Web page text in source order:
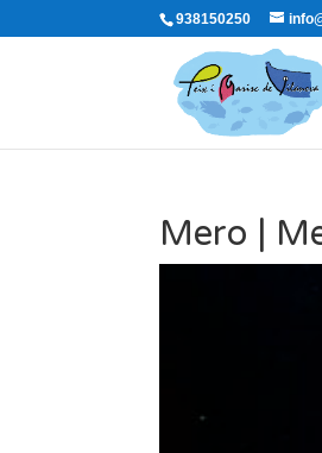
938150250
Mero |